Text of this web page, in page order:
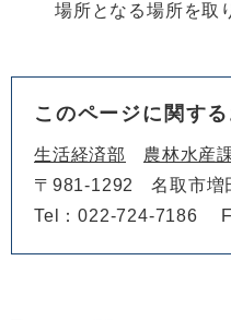
場所となる場所を取
このページに関す
生活経済部 農林水産
〒981-1292
名取市増
Tel：022-724-7186